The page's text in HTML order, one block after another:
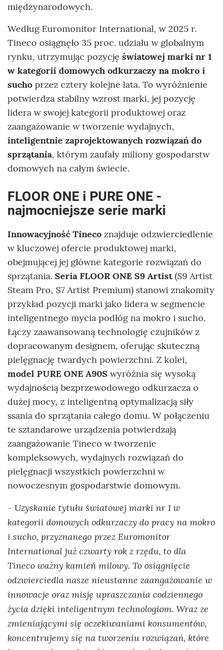
międzynarodowych.
Według Euromonitor International, w 2025 r.
Tineco osiągnęło 35 proc. udziału w globalnym
rynku, utrzymując pozycję światowej marki nr 1
w kategorii domowych odkurzaczy na mokro i
sucho przez cztery kolejne lata. To wyróżnienie
potwierdza stabilny wzrost marki, jej pozycję
lidera w swojej kategorii produktowej oraz
zaangażowanie w tworzenie wydajnych,
inteligentnie zaprojektowanych rozwiązań do
sprzątania, którym zaufały miliony gospodarstw
domowych na całym świecie.
FLOOR ONE i PURE ONE -
najmocniejsze serie marki
Innowacyjność Tineco znajduje odzwierciedlenie
w kluczowej ofercie produktowej marki,
obejmującej jej główne kategorie rozwiązań do
sprzątania. Seria FLOOR ONE S9 Artist(S9 Artist
Steam Pro, S7 Artist Premium) stanowi znakomity
przykład pozycji marki jako lidera w segmencie
inteligentnego mycia podłóg na mokro i sucho.
Łączy zaawansowaną technologię czujników z
dopracowanym designem, oferując skuteczną
pielęgnację twardych powierzchni. Z kolei,
model PURE ONE A90S wyróżnia się wysoką
wydajnością bezprzewodowego odkurzacza o
dużej mocy, z inteligentną optymalizacją siły
ssania do sprzątania całego domu. W połączeniu
te sztandarowe urządzenia potwierdzają
zaangażowanie Tineco w tworzenie
kompleksowych, wydajnych rozwiązań do
pielęgnacji wszystkich powierzchni w
nowoczesnym gospodarstwie domowym.
- Uzyskanie tytułu światowej marki nr 1 w
kategorii domowych odkurzaczy do pracy na mokro
i sucho, przyznanego przez Euromonitor
International już czwarty rok z rzędu, to dla
Tineco ważny kamień milowy. To osiągnięcie
odzwierciedla nasze nieustanne zaangażowanie w
innowacje oraz misję upraszczania codziennego
życia dzięki inteligentnym technologiom. Wraz ze
zmieniającymi się oczekiwaniami konsumentów,
koncentrujemy się na tworzeniu rozwiązań, które